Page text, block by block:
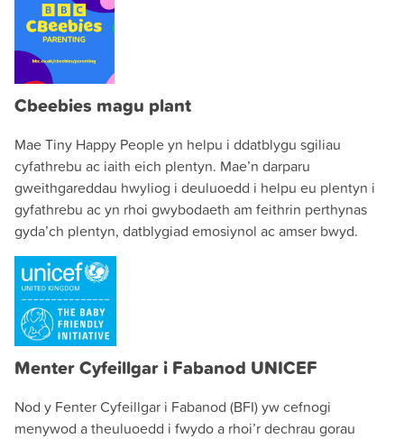
Cbeebies magu plant
Mae Tiny Happy People yn helpu i ddatblygu sgiliau
cyfathrebu ac iaith eich plentyn. Mae’n darparu
gweithgareddau hwyliog i deuluoedd i helpu eu plentyn i
gyfathrebu ac yn rhoi gwybodaeth am feithrin perthynas
gyda’ch plentyn, datblygiad emosiynol ac amser bwyd.
Menter Cyfeillgar i Fabanod UNICEF
Nod y Fenter Cyfeillgar i Fabanod (BFI) yw cefnogi
menywod a theuluoedd i fwydo a rhoi’r dechrau gorau